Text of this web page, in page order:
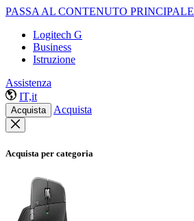
PASSA AL CONTENUTO PRINCIPALE
Logitech G
Business
Istruzione
Assistenza
IT,it
Acquista Acquista
Acquista per categoria